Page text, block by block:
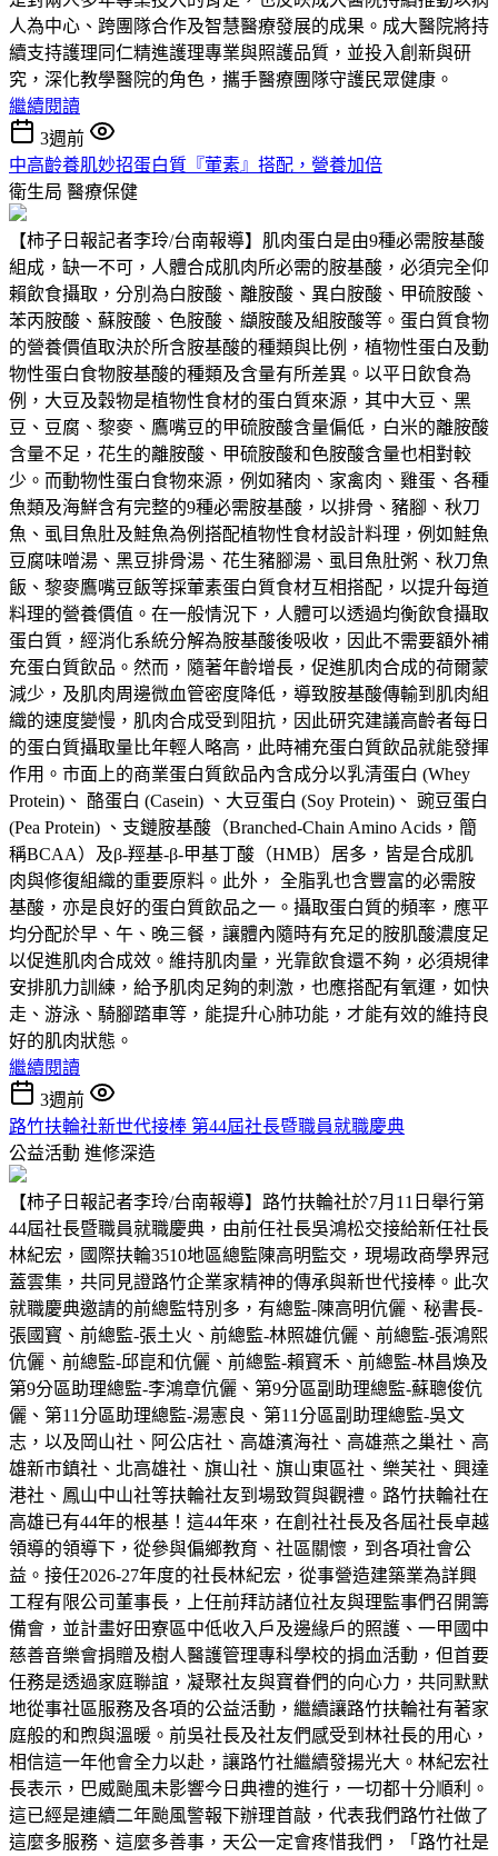
人為中心、跨團隊合作及智慧醫療發展的成果。成大醫院將持
續支持護理同仁精進護理專業與照護品質，並投入創新與研
究，深化教學醫院的角色，攜手醫療團隊守護民眾健康。
繼續閱讀
3週前
中高齡養肌妙招蛋白質『葷素』搭配，營養加倍
衛生局 醫療保健
【柿子日報記者李玲/台南報導】肌肉蛋白是由9種必需胺基酸
組成，缺一不可，人體合成肌肉所必需的胺基酸，必須完全仰
賴飲食攝取，分別為白胺酸、離胺酸、異白胺酸、甲硫胺酸、
苯丙胺酸、蘇胺酸、色胺酸、纈胺酸及組胺酸等。蛋白質食物
的營養價值取決於所含胺基酸的種類與比例，植物性蛋白及動
物性蛋白食物胺基酸的種類及含量有所差異。以平日飲食為
例，大豆及穀物是植物性食材的蛋白質來源，其中大豆、黑
豆、豆腐、黎麥、鷹嘴豆的甲硫胺酸含量偏低，白米的離胺酸
含量不足，花生的離胺酸、甲硫胺酸和色胺酸含量也相對較
少。而動物性蛋白食物來源，例如豬肉、家禽肉、雞蛋、各種
魚類及海鮮含有完整的9種必需胺基酸，以排骨、豬腳、秋刀
魚、虱目魚肚及鮭魚為例搭配植物性食材設計料理，例如鮭魚
豆腐味噌湯、黑豆排骨湯、花生豬腳湯、虱目魚肚粥、秋刀魚
飯、黎麥鷹嘴豆飯等採葷素蛋白質食材互相搭配，以提升每道
料理的營養價值。在一般情況下，人體可以透過均衡飲食攝取
蛋白質，經消化系統分解為胺基酸後吸收，因此不需要額外補
充蛋白質飲品。然而，隨著年齡增長，促進肌肉合成的荷爾蒙
減少，及肌肉周邊微血管密度降低，導致胺基酸傳輸到肌肉組
織的速度變慢，肌肉合成受到阻抗，因此研究建議高齡者每日
的蛋白質攝取量比年輕人略高，此時補充蛋白質飲品就能發揮
作用。市面上的商業蛋白質飲品內含成分以乳清蛋白 (Whey
Protein)、 酪蛋白 (Casein) 、大豆蛋白 (Soy Protein)、 豌豆蛋白
(Pea Protein) 、支鏈胺基酸（Branched-Chain Amino Acids，簡
稱BCAA）及β-羥基-β-甲基丁酸（HMB）居多，皆是合成肌
肉與修復組織的重要原料。此外， 全脂乳也含豐富的必需胺
基酸，亦是良好的蛋白質飲品之一。攝取蛋白質的頻率，應平
均分配於早、午、晚三餐，讓體內隨時有充足的胺肌酸濃度足
以促進肌肉合成效。維持肌肉量，光靠飲食還不夠，必須規律
安排肌力訓練，給予肌肉足夠的刺激，也應搭配有氧運，如快
走、游泳、騎腳踏車等，能提升心肺功能，才能有效的維持良
好的肌肉狀態。
繼續閱讀
3週前
路竹扶輪社新世代接棒 第44屆社長暨職員就職慶典
公益活動 進修深造
【柿子日報記者李玲/台南報導】路竹扶輪社於7月11日舉行第
44屆社長暨職員就職慶典，由前任社長吳鴻松交接給新任社長
林紀宏，國際扶輪3510地區總監陳高明監交，現場政商學界冠
蓋雲集，共同見證路竹企業家精神的傳承與新世代接棒。此次
就職慶典邀請的前總監特別多，有總監-陳高明伉儷、秘書長-
張國寳、前總監-張土火、前總監-林照雄伉儷、前總監-張鴻熙
伉儷、前總監-邱崑和伉儷、前總監-賴寳禾、前總監-林昌煥及
第9分區助理總監-李鴻章伉儷、第9分區副助理總監-蘇聰俊伉
儷、第11分區助理總監-湯憲良、第11分區副助理總監-吳文
志，以及岡山社、阿公店社、高雄濱海社、高雄燕之巢社、高
雄新市鎮社、北高雄社、旗山社、旗山東區社、樂芙社、興達
港社、鳳山中山社等扶輪社友到場致賀與觀禮。路竹扶輪社在
高雄已有44年的根基！這44年來，在創社社長及各屆社長卓越
領導的領導下，從參與偏鄉教育、社區關懷，到各項社會公
益。接任2026-27年度的社長林紀宏，從事營造建築業為詳興
工程有限公司董事長，上任前拜訪諸位社友與理監事們召開籌
備會，並計畫好田寮區中低收入戶及邊緣戶的照護、一甲國中
慈善音樂會捐贈及樹人醫護管理專科學校的捐血活動，但首要
任務是透過家庭聯誼，凝聚社友與寶眷們的向心力，共同默默
地從事社區服務及各項的公益活動，繼續讓路竹扶輪社有著家
庭般的和煦與溫暖。前吳社長及社友們感受到林社長的用心，
相信這一年他會全力以赴，讓路竹社繼續發揚光大。林紀宏社
長表示，巴威颱風未影響今日典禮的進行，一切都十分順利。
這已經是連續二年颱風警報下辦理首敲，代表我們路竹社做了
這麼多服務、這麼多善事，天公一定會疼惜我們，「路竹社是